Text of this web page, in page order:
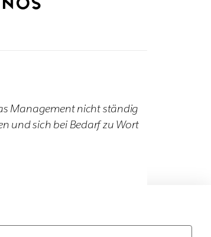
Management nicht ständig
und sich bei Bedarf zu Wort